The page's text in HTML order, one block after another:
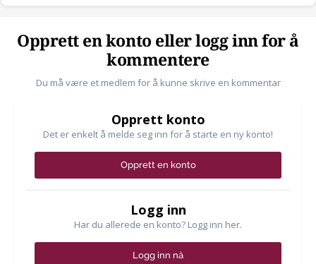
Opprett en konto eller logg inn for å
kommentere
Du må være et medlem for å kunne skrive en kommentar
Opprett konto
Det er enkelt å melde seg inn for å starte en ny konto!
Opprett en konto
Logg inn
Har du allerede en konto? Logg inn her.
Logg inn nå